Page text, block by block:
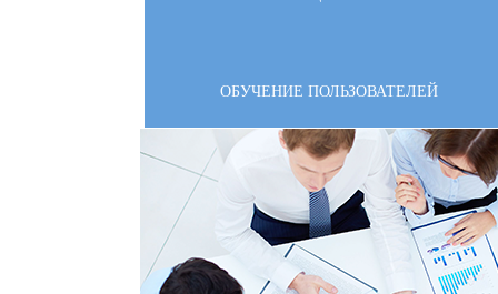
ОБУЧЕНИЕ ПОЛЬЗОВАТЕЛЕЙ